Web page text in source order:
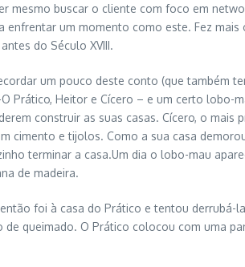
mesmo buscar o cliente com foco em
enfrentar um momento como este. Fez
do Século XVIII.
um pouco deste conto (que também
Prático, Heitor e Cícero – e um certo lobo-
construir as suas casas. Cícero, o
cimento e tijolos. Como a sua casa
terminar a casa.Um dia o lobo-mau
de madeira.
foi à casa do Prático e tentou
de queimado. O Prático colocou com uma